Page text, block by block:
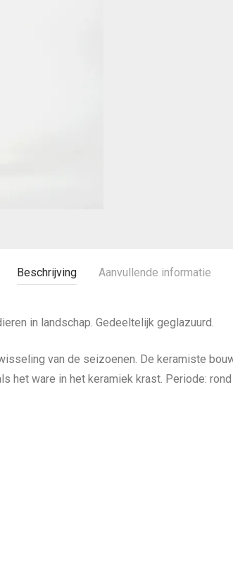
Beschrijving Aanvullende informatie
in landschap. Gedeeltelijk geglazuurd.
van de seizoenen. De keramiste
het ware in het keramiek krast. Periode: